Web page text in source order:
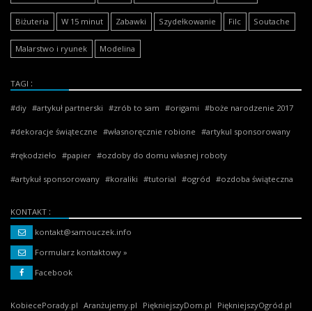
Biżuteria W 15 minut Zabawki Szydełkowanie Filc Soutache
Malarstwo i ryunek Modelina
TAGI
diy artykuł partnerski zrób to sam origami boże narodzenie 2017
dekoracje świąteczne własnoręcznie robione artykul sponsorowany
rękodzieło papier ozdoby do domu własnej roboty
artykuł sponsorowany koraliki tutorial ogród ozdoba świąteczna
KONTAKT
kontakt@samouczek.info
Formularz kontaktowy »
Facebook
KobiecePorady.pl Aranżujemy.pl PiękniejszyDom.pl PiękniejszyOgród.pl